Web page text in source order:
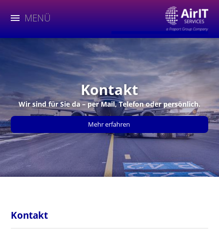
MENÜ
Kontakt
Wir sind für Sie da – per Mail, Telefon oder persönlich.
Mehr erfahren
Kontakt